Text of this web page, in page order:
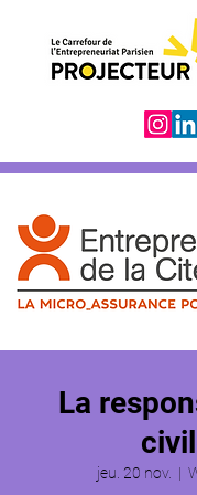
La
jeu. 20 nov.
  |